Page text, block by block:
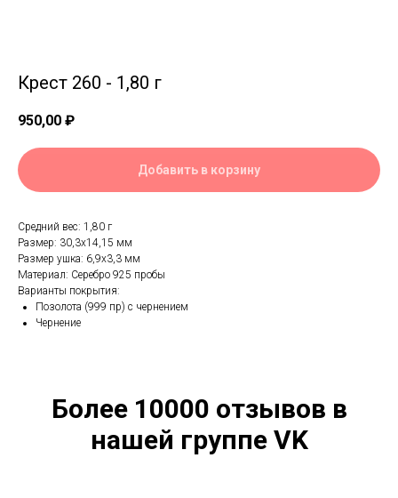
Крест 260 - 1,80 г
950,00 ₽
Добавить в корзину
Средний вес: 1,80 г
Размер: 30,3х14,15 мм
Размер ушка: 6,9х3,3 мм
Материал: Серебро 925 пробы
Варианты покрытия:
Позолота (999 пр) с чернением
Чернение
Более 10000 отзывов в
нашей группе VK